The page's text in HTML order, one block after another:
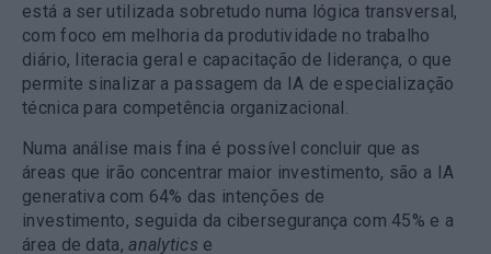
está a ser utilizada sobretudo numa lógica transversal,
com foco em melhoria da produtividade no trabalho
diário, literacia geral e capacitação de liderança, o que
permite sinalizar a passagem da IA de especialização
técnica para competência organizacional.
Numa análise mais fina é possível concluir que as
áreas que irão concentrar maior investimento, são a IA
generativa com 64% das intenções de
investimento, seguida da cibersegurança com 45% e a
área de data,analytics e